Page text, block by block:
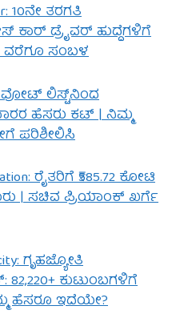
10ನೇ ತರಗತಿ
ಡ್ರೈವರ್ ಹುದ್ದೆಗಳಿಗೆ
ವರೆಗೂ ಸಂಬಳ
ವೋಟ್ ಲಿಸ್ಟ್‌ನಿಂದ
ಹೆಸರು ಕಟ್ | ನಿಮ್ಮ
ಪರಿಶೀಲಿಸಿ
ರೈತರಿಗೆ ₹585.72 ಕೋಟಿ
| ಸಚಿವ ಪ್ರಿಯಾಂಕ್ ಖರ್ಗೆ
ಗೃಹಜ್ಯೋತಿ
ಕುಟುಂಬಗಳಿಗೆ
ಹೆಸರೂ ಇದೆಯೇ?